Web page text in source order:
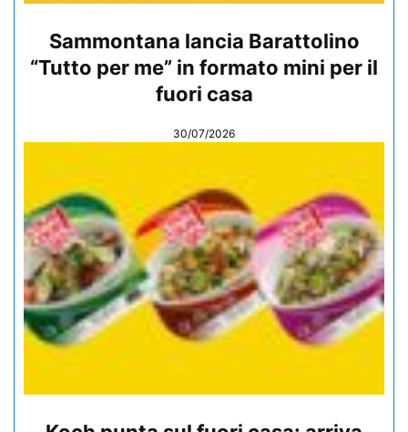
Sammontana lancia Barattolino
“Tutto per me” in formato mini per il
fuori casa
30/07/2026